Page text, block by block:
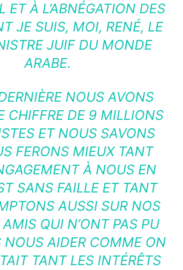
ET À L’ABNÉGATION DES
JE SUIS, MOI, RENÉ, LE
JUIF DU MONDE
ARABE.
NOUS AVONS
CHIFFRE DE 9 MILLIONS
ET NOUS SAVONS
FERONS MIEUX TANT
À NOUS EN
SANS FAILLE ET TANT
AUSSI SUR NOS
QUI N’ONT PAS PU
NOUS AIDER COMME ON
TANT LES INTÉRÊTS